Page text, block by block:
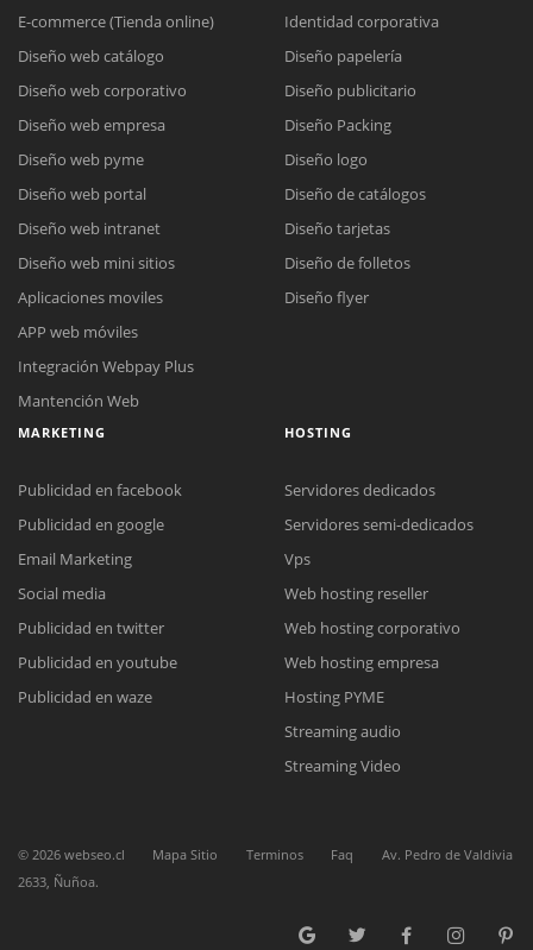
Reunión online
Nuestros ejecutivos le enviarán un correo electrónico con el enlace a
Meet para la reunión online.
Cotización
Chat Online
Todos nuestros ejecutivos están fuera de línea. Complete el formulario
E-commerce (Tienda online)
Diseño web catálogo
Diseño web corporativo
Diseño web empresa
Diseño web pyme
Diseño web portal
Diseño web intranet
Diseño web mini sitios
Aplicaciones moviles
APP web móviles
Integración Webpay Plus
Mantención Web
Identidad corporativa
Diseño papelería
Diseño publicitario
Diseño Packing
Diseño logo
Diseño de catálogos
Diseño tarjetas
Diseño de folletos
Diseño flyer
MARKETING
Publicidad en facebook
Publicidad en google
Email Marketing
Social media
Publicidad en twitter
Publicidad en youtube
Publicidad en waze
HOSTING
Servidores dedicados
Servidores semi-dedicados
Vps
Web hosting reseller
Web hosting corporativo
Web hosting empresa
Hosting PYME
Streaming audio
Streaming Video
© 2026 webseo.cl Mapa Sitio Terminos Faq
Av. Pedro de Valdivia
2633, Ñuñoa.